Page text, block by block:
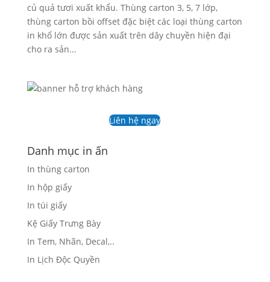
củ quả tươi xuất khẩu. Thùng carton 3, 5, 7 lớp,
thùng carton bồi offset đặc biệt các loại thùng carton
in khổ lớn được sản xuất trên dây chuyền hiện đại
cho ra sản...
Liên hệ ngay
Danh mục in ấn
In thùng carton
In hộp giấy
In túi giấy
Kệ Giấy Trưng Bày
In Tem, Nhãn, Decal,..
In Lịch Độc Quyền